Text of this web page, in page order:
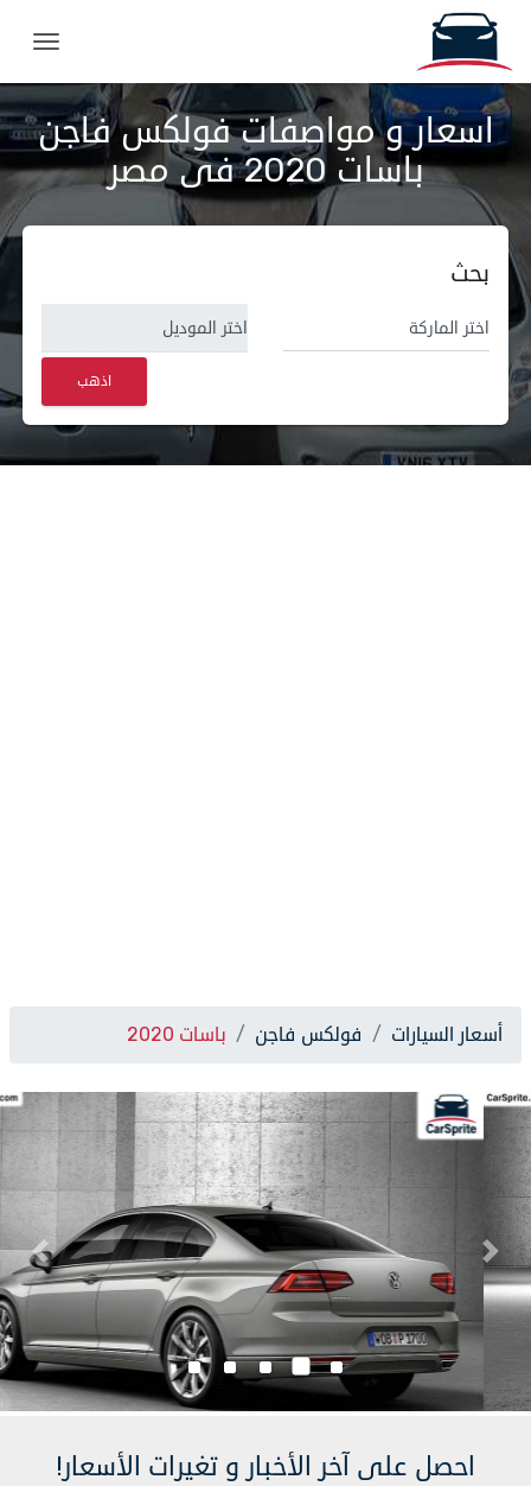
اسعار و مواصفات فولكس فاجن
باسات 2020 فى مصر
بحث
اذهب
أسعار السيارات فولكس فاجن باسات 2020
Previous
Next
احصل على آخر الأخبار و تغيرات الأسعار!